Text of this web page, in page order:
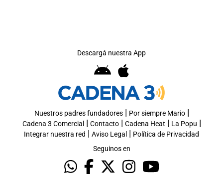
Descargá nuestra App
Nuestros padres fundadores| Por siempre Mario|
Cadena 3 Comercial | Contacto| Cadena Heat | La Popu |
Integrar nuestra red | Aviso Legal | Política de Privacidad
Seguinos en